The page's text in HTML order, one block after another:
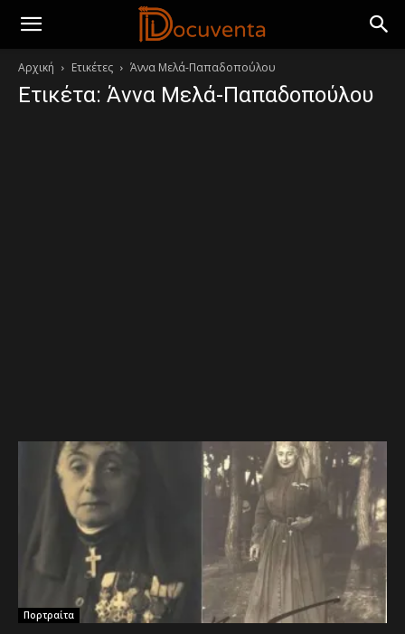
Αρχική Ετικέτες Άννα Μελά-Παπαδοπούλου
Ετικέτα: Άννα Μελά-Παπαδοπούλου
Πορτραίτα